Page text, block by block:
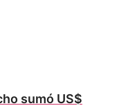
sumó US$